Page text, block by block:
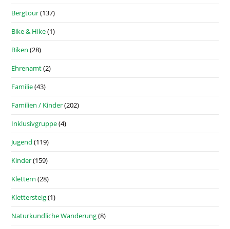
Bergtour(137)
Bike & Hike(1)
Biken (28)
Ehrenamt(2)
Familie(43)
Familien / Kinder(202)
Inklusivgruppe(4)
Jugend (119)
Kinder(159)
Klettern (28)
Klettersteig(1)
Naturkundliche Wanderung(8)